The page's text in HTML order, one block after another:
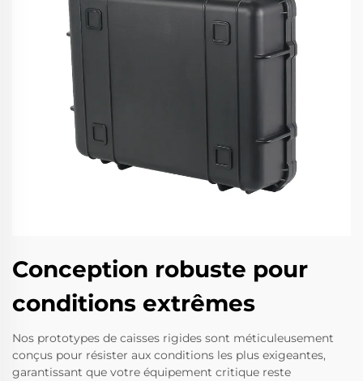
Conception robuste pour
conditions extrêmes
Nos prototypes de caisses rigides sont méticuleusement
conçus pour résister aux conditions les plus exigeantes,
garantissant que votre équipement critique reste